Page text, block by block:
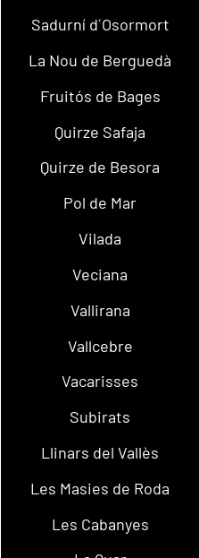
Sadurní d´Osormort
La Nou de Berguedà
Fruitós de Bages
Quirze Safaja
Quirze de Besora
Pol de Mar
Vilada
Veciana
Vallirana
Vallcebre
Vacarisses
Subirats
Llinars del Vallès
Les Masies de Roda
Les Cabanyes